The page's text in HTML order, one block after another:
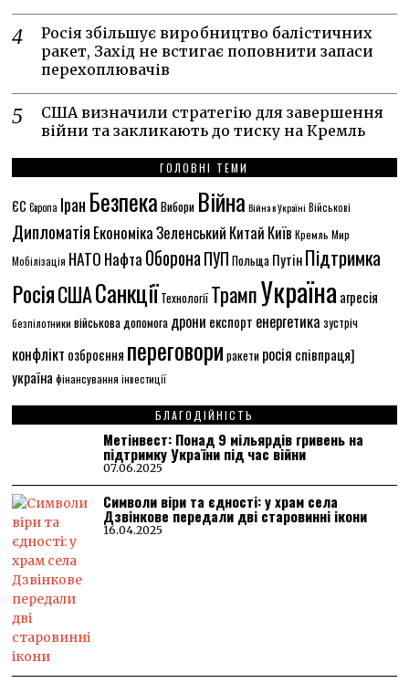
Росія збільшує виробництво балістичних
ракет, Захід не встигає поповнити запаси
перехоплювачів
США визначили стратегію для завершення
війни та закликають до тиску на Кремль
ГОЛОВНІ ТЕМИ
ЄС Європа Іран Безпека Вибори Війна Війна в Україні Військові
Дипломатія ЕкономікаЗеленський Китай Київ Кремль Мир
Мобілізація НАТО Нафта ОборонаПУП Польща ПутінПідтримка
РосіяСШАСанкціїТехнологіїТрампУкраїна агресія
безпілотники військова допомога дрони експорт енергетика зустріч
конфлікт озброєння переговори ракети росія співпраця]
україна фінансування інвестиції
БЛАГОДІЙНІСТЬ
Метінвест: Понад 9 мільярдів гривень на
підтримку України під час війни
07.06.2025
Символи віри та єдності: у храм села
Дзвінкове передали дві старовинні ікони
16.04.2025